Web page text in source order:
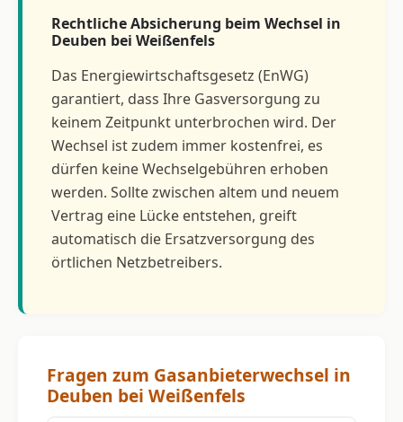
Rechtliche Absicherung beim Wechsel in
Deuben bei Weißenfels
Das Energiewirtschaftsgesetz (EnWG)
garantiert, dass Ihre Gasversorgung zu
keinem Zeitpunkt unterbrochen wird. Der
Wechsel ist zudem immer kostenfrei, es
dürfen keine Wechselgebühren erhoben
werden. Sollte zwischen altem und neuem
Vertrag eine Lücke entstehen, greift
automatisch die Ersatzversorgung des
örtlichen Netzbetreibers.
Fragen zum Gasanbieterwechsel in
Deuben bei Weißenfels